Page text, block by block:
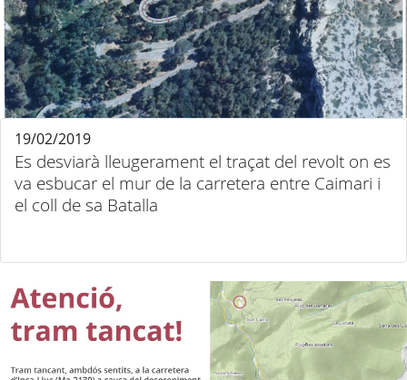
Es desviarà lleugerament el traçat del revolt on es
va esbucar el mur de la carretera entre Caimari i
el coll de sa Batalla
19/02/2019